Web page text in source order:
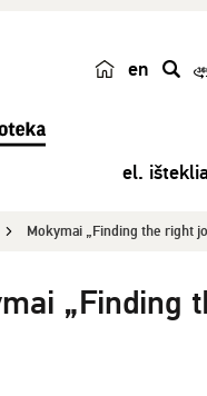
en
e
k
el.
Mokymai „Finding the right
„Finding